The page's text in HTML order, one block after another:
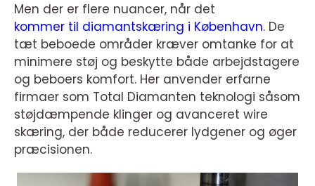
Men der er flere nuancer, når det
kommer til diamantskæring i København. De
tæt beboede områder kræver omtanke for at
minimere støj og beskytte både arbejdstagere
og beboers komfort. Her anvender erfarne
firmaer som Total Diamanten teknologi såsom
støjdæmpende klinger og avanceret wire
skæring, der både reducerer lydgener og øger
præcisionen.